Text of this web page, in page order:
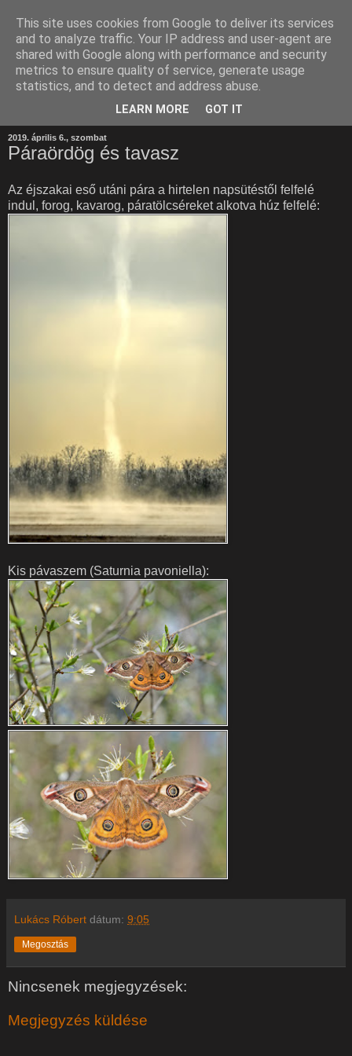
2019. április 6., szombat
Páraördög és tavasz
Az éjszakai eső utáni pára a hirtelen napsütéstől felfelé
indul, forog, kavarog, páratölcséreket alkotva húz felfelé:
Kis pávaszem (Saturnia pavoniella):
Lukács Róbert dátum: 9:05
Megosztás
Nincsenek megjegyzések:
Megjegyzés küldése
This site uses cookies from Google to deliver its services
and to analyze traffic. Your IP address and user-agent are
shared with Google along with performance and security
metrics to ensure quality of service, generate usage
statistics, and to detect and address abuse.
LEARN MORE GOT IT